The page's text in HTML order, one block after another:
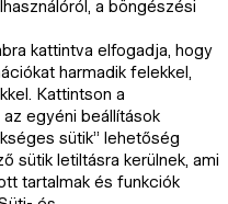
a böngészési
kattintva elfogadja, hogy
harmadik felekkel,
Kattintson a
egyéni beállítások
sütik” lehetőség
sütik letiltásra kerülnek, ami
tartalmak és funkciók